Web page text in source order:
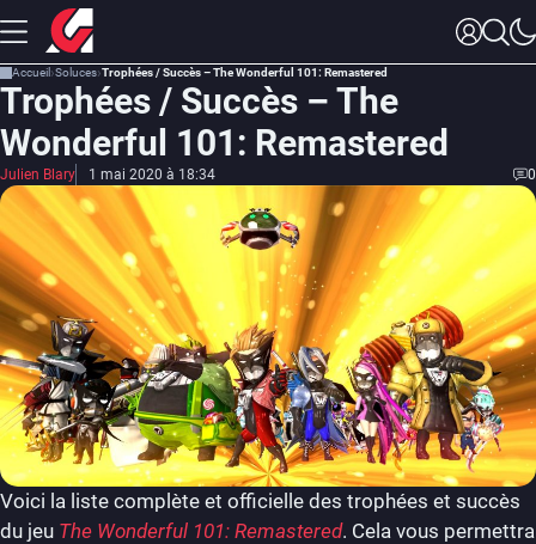
Accueil Soluces Trophées / Succès – The Wonderful 101: Remastered
Trophées / Succès – The
Wonderful 101: Remastered
Julien Blary 1 mai 2020 à 18:34 0
Voici la liste complète et officielle des trophées et succès
du jeu The Wonderful 101: Remastered. Cela vous permettra